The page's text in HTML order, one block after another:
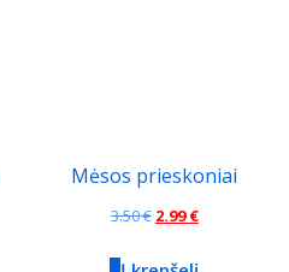
Mėsos prieskoniai
3.50€ Original
2.99€Current